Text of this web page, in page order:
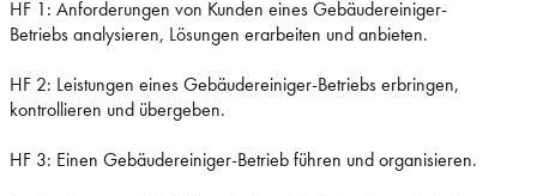
HF 1: Anforderungen von Kunden eines Gebäudereiniger-
Betriebs analysieren, Lösungen erarbeiten und anbieten.
HF 2: Leistungen eines Gebäudereiniger-Betriebs erbringen,
kontrollieren und übergeben.
HF 3: Einen Gebäudereiniger-Betrieb führen und organisieren.